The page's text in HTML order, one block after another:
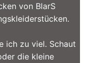
von BlarS
ich zu viel. Schaut
die kleine